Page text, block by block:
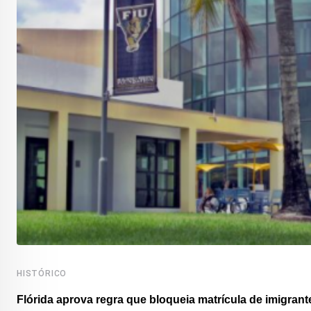
HISTÓRICO
Flórida aprova regra que bloqueia matrícula de